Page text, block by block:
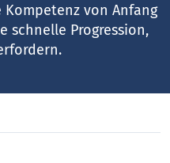
von Anfang
schnelle Progression,